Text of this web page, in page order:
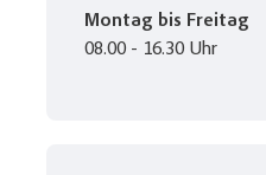
Montag bis Freitag
08.00 - 16.30 Uhr